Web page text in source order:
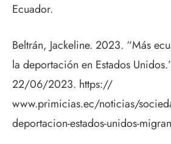
Ecuador.
Beltrán, Jackeline. 2023. “Más
la deportación en Estados
22/06/2023. https://
www.primicias.ec/noticias/
deportacion-estados-unidos-